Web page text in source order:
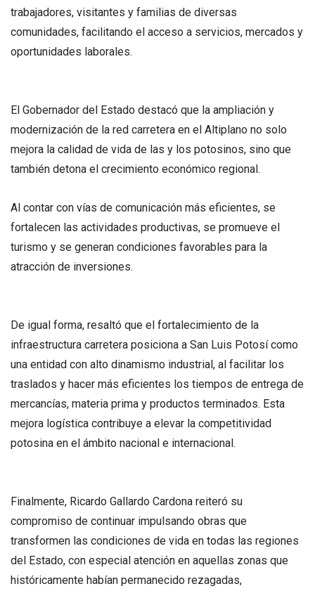
trabajadores, visitantes y familias de diversas
comunidades, facilitando el acceso a servicios, mercados y
oportunidades laborales.
El Gobernador del Estado destacó que la ampliación y
modernización de la red carretera en el Altiplano no solo
mejora la calidad de vida de las y los potosinos, sino que
también detona el crecimiento económico regional.
Al contar con vías de comunicación más eficientes, se
fortalecen las actividades productivas, se promueve el
turismo y se generan condiciones favorables para la
atracción de inversiones.
De igual forma, resaltó que el fortalecimiento de la
infraestructura carretera posiciona a San Luis Potosí como
una entidad con alto dinamismo industrial, al facilitar los
traslados y hacer más eficientes los tiempos de entrega de
mercancías, materia prima y productos terminados. Esta
mejora logística contribuye a elevar la competitividad
potosina en el ámbito nacional e internacional.
Finalmente, Ricardo Gallardo Cardona reiteró su
compromiso de continuar impulsando obras que
transformen las condiciones de vida en todas las regiones
del Estado, con especial atención en aquellas zonas que
históricamente habían permanecido rezagadas,